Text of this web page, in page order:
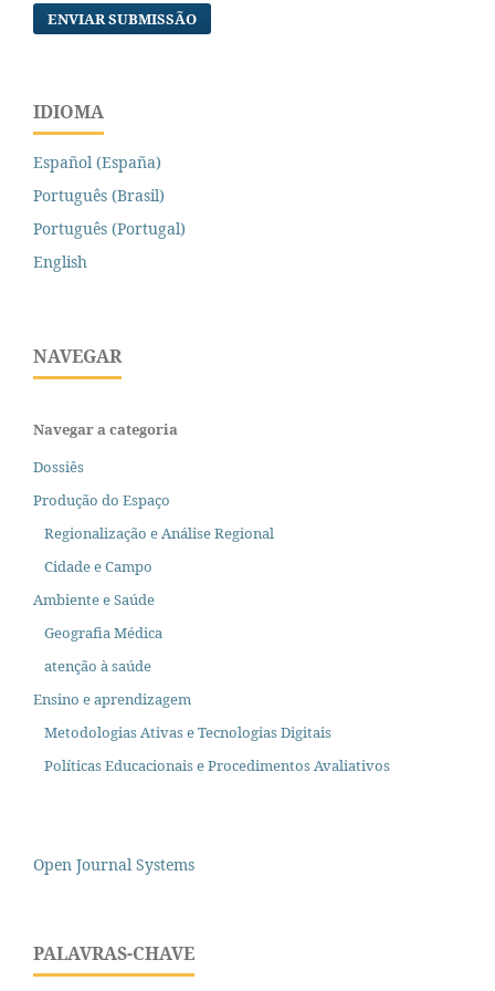
ENVIAR SUBMISSÃO
IDIOMA
Español (España)
Português (Brasil)
Português (Portugal)
English
NAVEGAR
Navegar a categoria
Dossiês
Produção do Espaço
Regionalização e Análise Regional
Cidade e Campo
Ambiente e Saúde
Geografia Médica
atenção à saúde
Ensino e aprendizagem
Metodologias Ativas e Tecnologias Digitais
Políticas Educacionais e Procedimentos Avaliativos
Open Journal Systems
PALAVRAS-CHAVE